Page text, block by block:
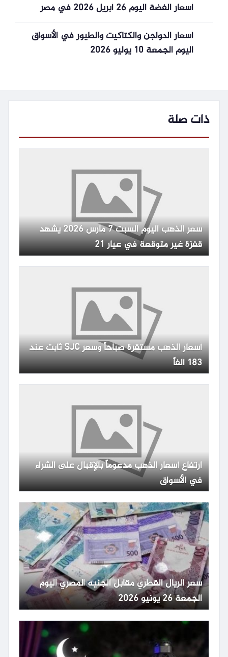
أسعار الفضة اليوم 26 أبريل 2026 في مصر
أسعار الدواجن والكتاكيت والطيور في الأسواق
اليوم الجمعة 10 يوليو 2026
ذات صلة
سعر الذهب اليوم السبت 7 مارس 2026 يشهد
قفزة غير متوقعة في عيار 21
أسعار الذهب مستقرة صباحاً وسعر SJC ثابت عند
183 ألفاً
ارتفاع أسعار الذهب مدعوماً بالإقبال على الشراء
في الأسواق
سعر الريال القطري مقابل الجنيه المصري اليوم
الجمعة 26 يونيو 2026